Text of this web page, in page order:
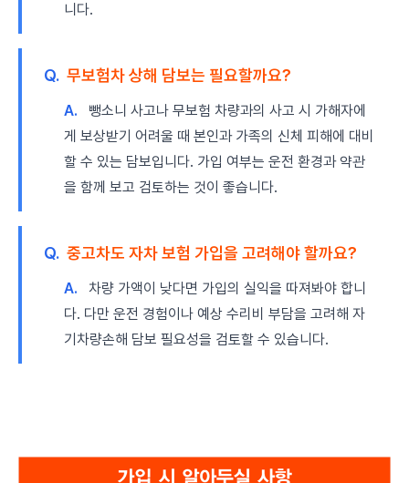
니다.
Q. 무보험차 상해 담보는 필요할까요?
A.
뺑소니 사고나 무보험 차량과의 사고 시 가해자에
게 보상받기 어려울 때 본인과 가족의 신체 피해에 대비
할 수 있는 담보입니다. 가입 여부는 운전 환경과 약관
을 함께 보고 검토하는 것이 좋습니다.
Q. 중고차도 자차 보험 가입을 고려해야 할까요?
A.
차량 가액이 낮다면 가입의 실익을 따져봐야 합니
다. 다만 운전 경험이나 예상 수리비 부담을 고려해 자
기차량손해 담보 필요성을 검토할 수 있습니다.